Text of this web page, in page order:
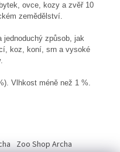
ovce, kozy a zvěř 10
zemědělství.
jednoduchý způsob, jak
koz, koní, srn a vysoké
Vlhkost méně než 1 %.
Zoo Shop Archa